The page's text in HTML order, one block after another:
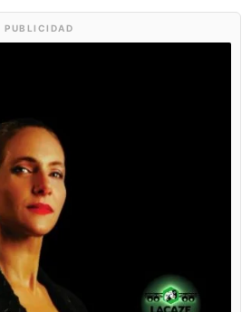
PUBLICIDAD